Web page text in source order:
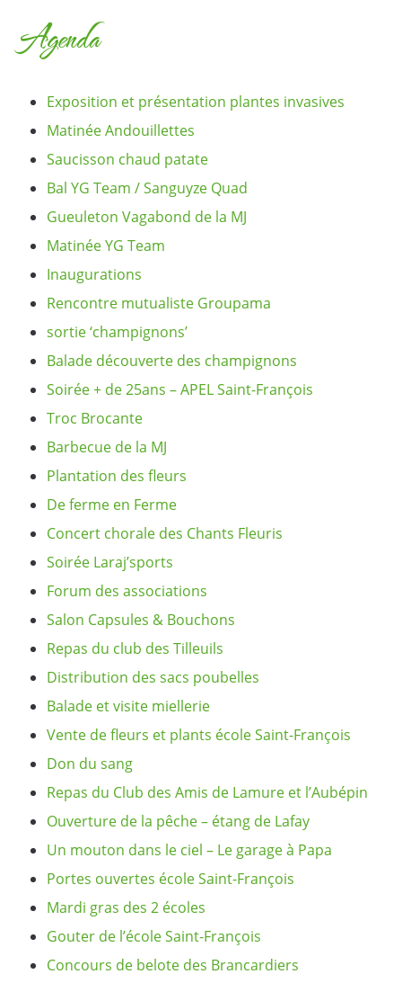
Agenda
Exposition et présentation plantes invasives
Matinée Andouillettes
Saucisson chaud patate
Bal YG Team / Sanguyze Quad
Gueuleton Vagabond de la MJ
Matinée YG Team
Inaugurations
Rencontre mutualiste Groupama
sortie ‘champignons’
Balade découverte des champignons
Soirée + de 25ans – APEL Saint-François
Troc Brocante
Barbecue de la MJ
Plantation des fleurs
De ferme en Ferme
Concert chorale des Chants Fleuris
Soirée Laraj’sports
Forum des associations
Salon Capsules & Bouchons
Repas du club des Tilleuils
Distribution des sacs poubelles
Balade et visite miellerie
Vente de fleurs et plants école Saint-François
Don du sang
Repas du Club des Amis de Lamure et l’Aubépin
Ouverture de la pêche – étang de Lafay
Un mouton dans le ciel – Le garage à Papa
Portes ouvertes école Saint-François
Mardi gras des 2 écoles
Gouter de l’école Saint-François
Concours de belote des Brancardiers